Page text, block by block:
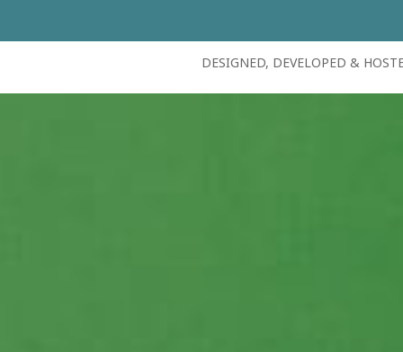
DESIGNED, DEVELOPED &